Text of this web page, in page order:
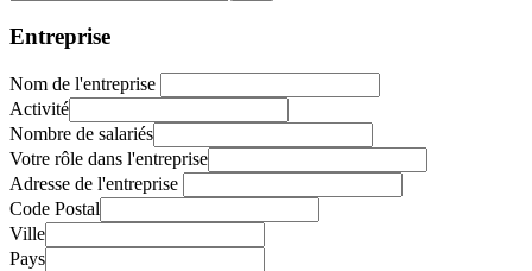
Entreprise
Nom de l'entreprise
Activité
Nombre de salariés
Votre rôle dans l'entreprise
Adresse de l'entreprise
Code Postal
Ville
Pays